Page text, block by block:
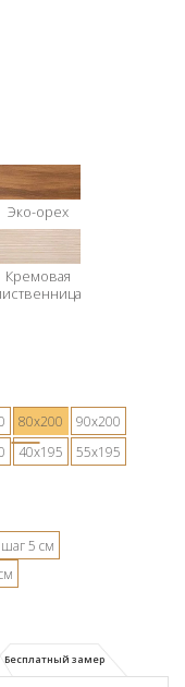
Эко-орех
Кремовая
80х200
90х200
40х195
55х195
5 см
Бесплатный замер